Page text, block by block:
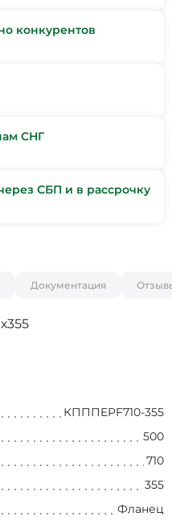
конкурентов
СНГ
СБП и в рассрочку
Документация
КПППEPF710-355
500
710
355
Фланец